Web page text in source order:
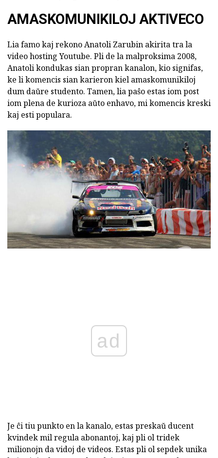
AMASKOMUNIKILOJ AKTIVECO
Lia famo kaj rekono Anatoli Zarubin akirita tra la
video hosting Youtube. Pli de la malproksima 2008,
Anatoli kondukas sian propran kanalon, kio signifas,
ke li komencis sian karieron kiel amaskomunikiloj
dum daŭre studento. Tamen, lia paŝo estas iom post
iom plena de kurioza aŭto enhavo, mi komencis kreski
kaj esti populara.
ad
Je ĉi tiu punkto en la kanalo, estas preskaŭ ducent
kvindek mil regula abonantoj, kaj pli ol tridek
milionojn da vidoj de videos. Estas pli ol sepdek unika